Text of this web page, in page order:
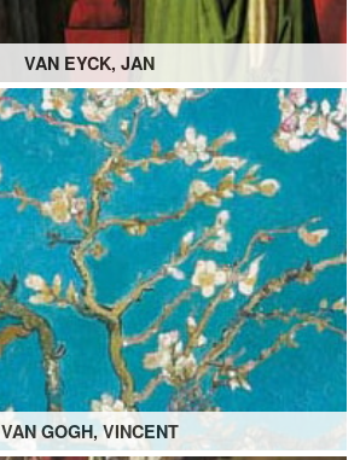
VAN EYCK, JAN
VAN GOGH, VINCENT